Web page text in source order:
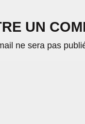
UN
ne sera pas